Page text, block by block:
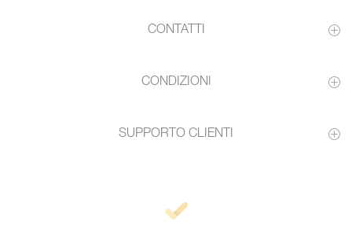
CONTATTI
CONDIZIONI
SUPPORTO CLIENTI